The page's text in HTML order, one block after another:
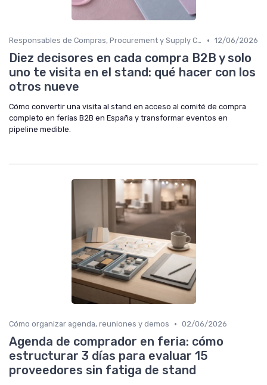
Responsables de Compras, Procurement y Supply Chain • 12/06/2026
Diez decisores en cada compra B2B y solo
uno te visita en el stand: qué hacer con los
otros nueve
Cómo convertir una visita al stand en acceso al comité de compra
completo en ferias B2B en España y transformar eventos en
pipeline medible.
Cómo organizar agenda, reuniones y demos • 02/06/2026
Agenda de comprador en feria: cómo
estructurar 3 días para evaluar 15
proveedores sin fatiga de stand